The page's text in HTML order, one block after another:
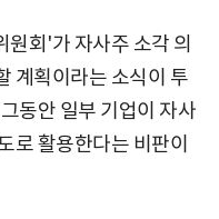
회'가 자사주 소각 의
계획이라는 소식이 투
동안 일부 기업이 자사
로 활용한다는 비판이